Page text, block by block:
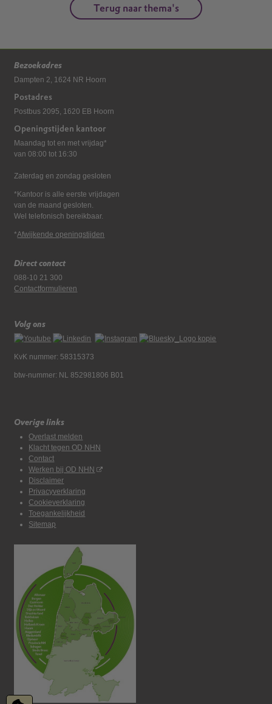
Terug naar thema's
Bezoekadres
Dampten 2, 1624 NR Hoorn
Postadres
Postbus 2095, 1620 EB Hoorn
Openingstijden kantoor
Maandag tot en met vrijdag*
van 08:00 tot 16:30
Zaterdag en zondag gesloten
*Kantoor is alle eerste vrijdagen
van de maand gesloten.
Wel telefonisch bereikbaar.
*Afwijkende openingstijden
Direct contact
088-10 21 300
Contactformulieren
Volg ons
KvK nummer: 58315373
btw-nummer: NL 852981806 B01
Overige links
Overlast melden
Klacht tegen OD NHN
Contact
Werken bij OD NHN
Disclaimer
Privacyverklaring
Cookieverklaring
Toegankelijkheid
Sitemap